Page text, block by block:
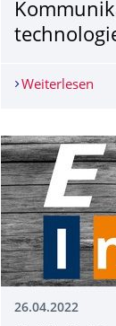
Weiterlesen
26.04.2022